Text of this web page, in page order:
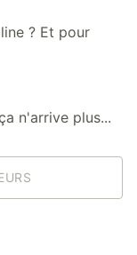
? Et pour
n'arrive plus...